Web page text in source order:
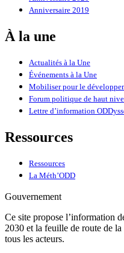
Anniversaire 2019
À la une
Actualités à la Une
Événements à la Une
Mobiliser pour le
Forum politique de haut
Lettre d’information
Ressources
Ressources
La Méth’ODD
Gouvernement
Ce site propose l’information
2030 et la feuille de route de
tous les acteurs.